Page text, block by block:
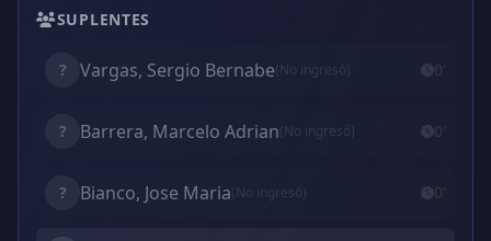
SUPLENTES
? Vargas, Sergio Bernabe(No ingresó) 0'
? Barrera, Marcelo Adrian(No ingresó) 0'
? Bianco, Jose Maria(No ingresó) 0'